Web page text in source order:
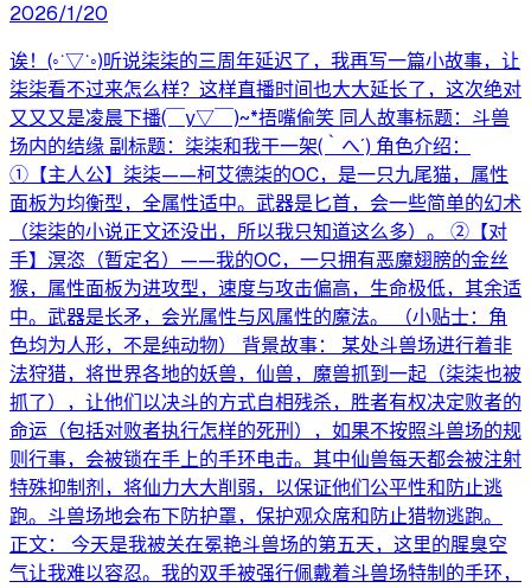
2026/1/20
诶！(◦˙▽˙◦)听说柒柒的三周年延迟了，我再写一篇小故事，让
柒柒看不过来怎么样？这样直播时间也大大延长了，这次绝对
又又又是凌晨下播(￣y▽￣)~*捂嘴偷笑 同人故事标题：斗兽
场内的结缘 副标题：柒柒和我干一架(｀へ´) 角色介绍：
①【主人公】柒柒——柯艾德柒的OC，是一只九尾猫，属性
面板为均衡型，全属性适中。武器是匕首，会一些简单的幻术
（柒柒的小说正文还没出，所以我只知道这么多）。 ②【对
手】溟恣（暂定名）——我的OC，一只拥有恶魔翅膀的金丝
猴，属性面板为进攻型，速度与攻击偏高，生命极低，其余适
中。武器是长矛，会光属性与风属性的魔法。 （小贴士：角
色均为人形，不是纯动物） 背景故事： 某处斗兽场进行着非
法狩猎，将世界各地的妖兽，仙兽，魔兽抓到一起（柒柒也被
抓了），让他们以决斗的方式自相残杀，胜者有权决定败者的
命运（包括对败者执行怎样的死刑），如果不按照斗兽场的规
则行事，会被锁在手上的手环电击。其中仙兽每天都会被注射
特殊抑制剂，将仙力大大削弱，以保证他们公平性和防止逃
跑。斗兽场地会布下防护罩，保护观众席和防止猎物逃跑。
正文： 今天是我被关在冕艳斗兽场的第五天，这里的腥臭空
气让我难以容忍。我的双手被强行佩戴着斗兽场特制的手环，